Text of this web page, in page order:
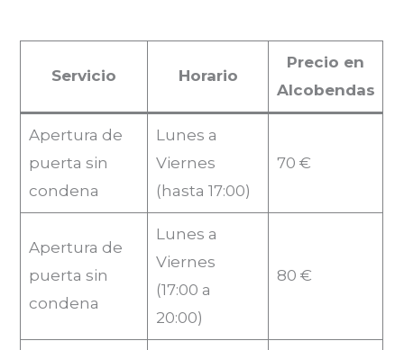
Servicio Horario
Precio en
Alcobendas
Apertura de
puerta sin
condena
Lunes a
Viernes
(hasta 17:00)
70 €
Apertura de
puerta sin
condena
Lunes a
Viernes
(17:00 a
20:00)
80 €